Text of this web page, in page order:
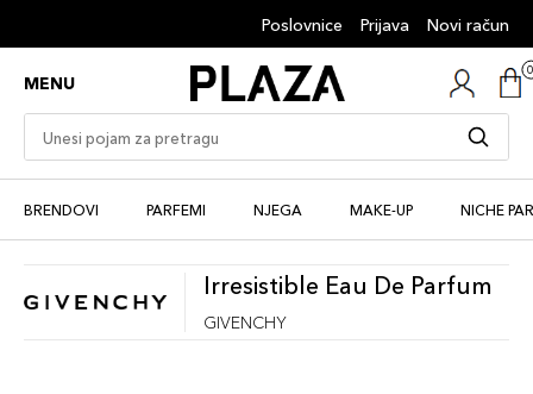
Poslovnice Prijava Novi račun
MENU
BRENDOVI PARFEMI NJEGA MAKE-UP NICHE
Irresistible Eau De Parfum
GIVENCHY